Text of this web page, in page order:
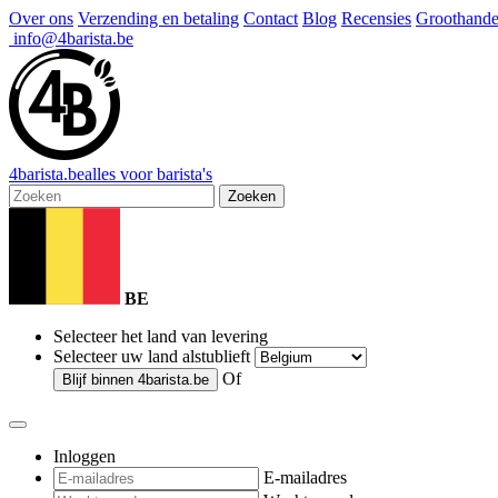
Over ons Verzending en betaling Contact Blog Recensies
info@4barista.be
4barista.bealles voor barista's
Zoeken
BE
Selecteer het land van levering
Selecteer uw land alstublieft
Blijf binnen 4barista.be Of
Inloggen
E-mailadres